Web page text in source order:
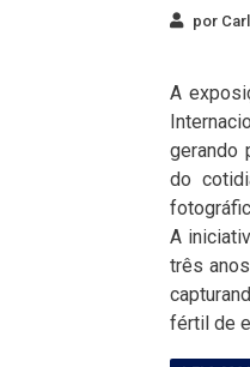
por
A
gerando
do
A
três
fértil de